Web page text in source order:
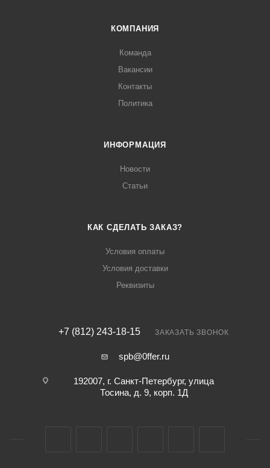
КОМПАНИЯ
Команда
Вакансии
Контакты
Политика
ИНФОРМАЦИЯ
Новости
Статьи
КАК СДЕЛАТЬ ЗАКАЗ?
Условия оплаты
Условия доставки
Реквизиты
+7 (812) 243-18-15 ЗАКАЗАТЬ ЗВОНОК
spb@0ffer.ru
192007, г. Санкт-Петербург, улица
Тосина, д. 9, корп. 1Д